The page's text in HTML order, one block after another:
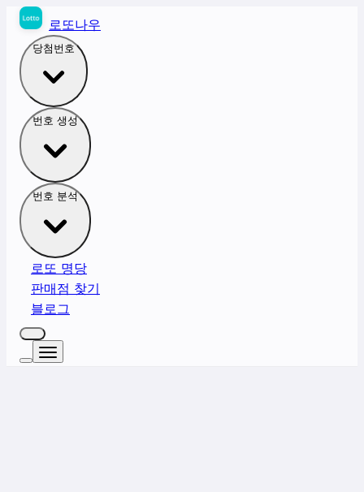
로또나우
당첨번호
번호 생성
번호 분석
로또 명당
판매점 찾기
블로그